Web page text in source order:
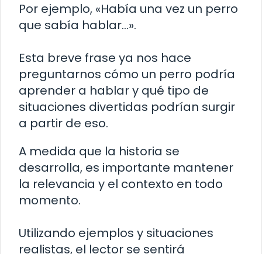
Por ejemplo, «Había una vez un perro
que sabía hablar…».
Esta breve frase ya nos hace
preguntarnos cómo un perro podría
aprender a hablar y qué tipo de
situaciones divertidas podrían surgir
a partir de eso.
A medida que la historia se
desarrolla, es importante mantener
la relevancia y el contexto en todo
momento.
Utilizando ejemplos y situaciones
realistas, el lector se sentirá